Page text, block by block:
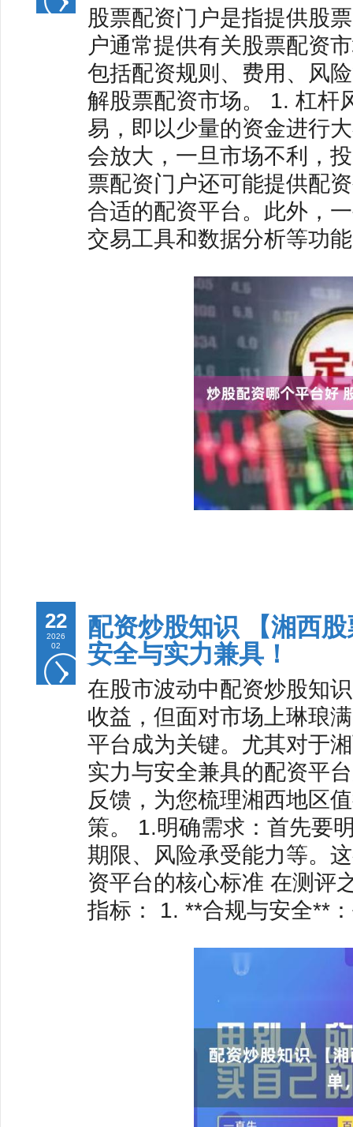
股票配资门户是指提供股
户通常提供有关股票配资
包括配资规则、费用、风
解股票配资市场。 1. 杠杆
易，即以少量的资金进行
会放大，一旦市场不利，
票配资门户还可能提供配
合适的配资平台。此外，
交易工具和数据分析等功
22
2026
02
配资炒股知识 【湘西
安全与实力兼具！
在股市波动中配资炒股知
收益，但面对市场上琳琅
平台成为关键。尤其对于
实力与安全兼具的配资平
反馈，为您梳理湘西地区
策。 1.明确需求：首先要
期限、风险承受能力等。
资平台的核心标准 在测评
指标： 1. **合规与安全**